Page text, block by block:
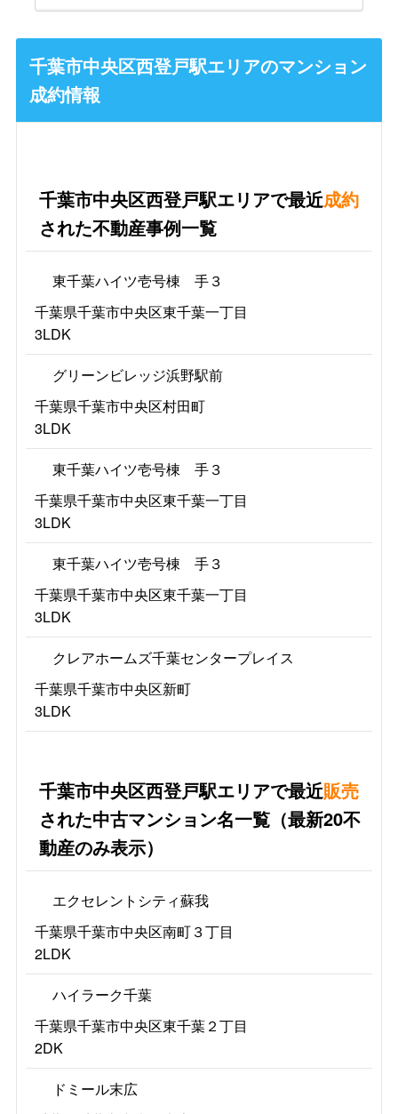
千葉市中央区西登戸駅エリアのマンション
成約情報
千葉市中央区西登戸駅エリアで最近成約
された不動産事例一覧
東千葉ハイツ壱号棟 手３
千葉県千葉市中央区東千葉一丁目
3LDK
グリーンビレッジ浜野駅前
千葉県千葉市中央区村田町
3LDK
東千葉ハイツ壱号棟 手３
千葉県千葉市中央区東千葉一丁目
3LDK
東千葉ハイツ壱号棟 手３
千葉県千葉市中央区東千葉一丁目
3LDK
クレアホームズ千葉センタープレイス
千葉県千葉市中央区新町
3LDK
千葉市中央区西登戸駅エリアで最近販売
された中古マンション名一覧（最新20不
動産のみ表示）
エクセレントシティ蘇我
千葉県千葉市中央区南町３丁目
2LDK
ハイラーク千葉
千葉県千葉市中央区東千葉２丁目
2DK
ドミール末広